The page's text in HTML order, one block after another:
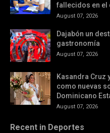
fallecidos en el
August 07, 2026
Dajabón un
gastronomía
August 07, 2026
Kasandra Cruz
como nuevas
Dominicano
August 07, 2026
Recent in Deportes